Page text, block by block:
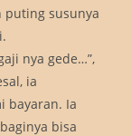
puting susunya
nya gede…”,
ia
bayaran. Ia
bisa